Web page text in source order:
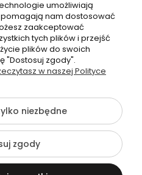
| agneess sklep
byEcommercy
wersję strony
umożliwiają
nam dostosować
zaakceptować
tych plików i przejść
plików do swoich
"Dostosuj zgody".
w naszej Polityce
niezbędne
zgody